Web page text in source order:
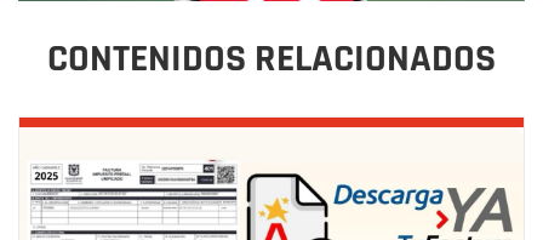
CONTENIDOS RELACIONADOS